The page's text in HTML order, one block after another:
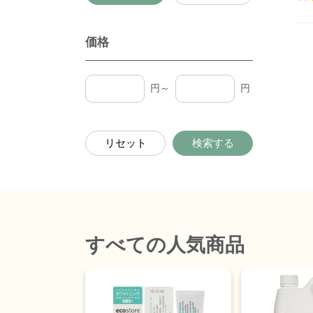
価格
円～ 円
リセット 検索する
すべての人気商品